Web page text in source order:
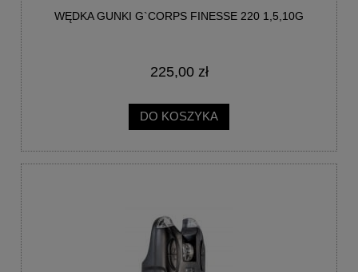
WĘDKA GUNKI G`CORPS FINESSE 220 1,5,10G
225,00 zł
DO KOSZYKA